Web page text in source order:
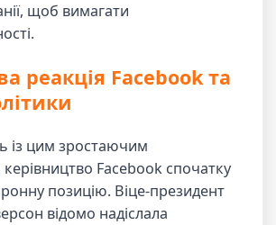
щоб вимагати
реакція Facebook та
із цим зростаючим
Facebook спочатку
позицію. Віце-президент
відомо надіслала